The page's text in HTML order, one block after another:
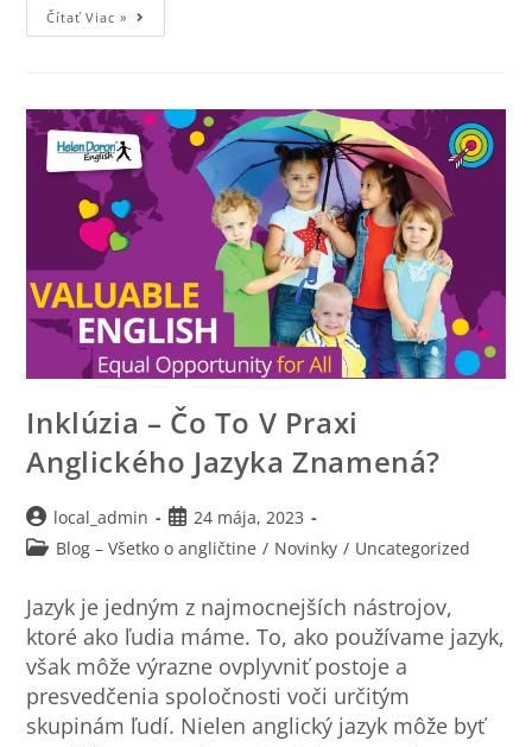
Čítať Viac »
Inklúzia – Čo To V Praxi
Anglického Jazyka Znamená?
local_admin
24 mája, 2023
Blog – Všetko o angličtine / Novinky / Uncategorized
Jazyk je jedným z najmocnejších nástrojov,
ktoré ako ľudia máme. To, ako používame jazyk,
však môže výrazne ovplyvniť postoje a
presvedčenia spoločnosti voči určitým
skupinám ľudí. Nielen anglický jazyk môže byť